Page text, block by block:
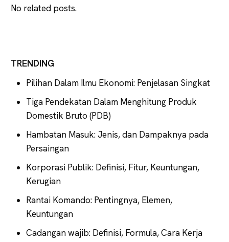
No related posts.
TRENDING
Pilihan Dalam Ilmu Ekonomi: Penjelasan Singkat
Tiga Pendekatan Dalam Menghitung Produk
Domestik Bruto (PDB)
Hambatan Masuk: Jenis, dan Dampaknya pada
Persaingan
Korporasi Publik: Definisi, Fitur, Keuntungan,
Kerugian
Rantai Komando: Pentingnya, Elemen,
Keuntungan
Cadangan wajib: Definisi, Formula, Cara Kerja